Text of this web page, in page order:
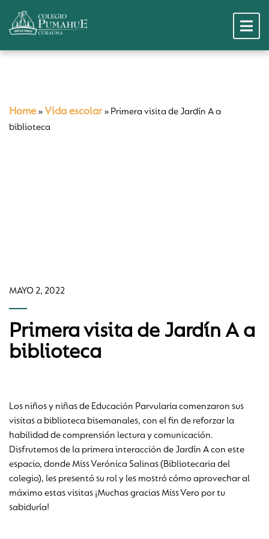
Home » Vida escolar» Primera visita de Jardín A a
biblioteca
MAYO 2, 2022
Primera visita de Jardín A a
biblioteca
Los niños y niñas de Educación Parvularia comenzaron sus
visitas a biblioteca bisemanales, con el fin de reforzar la
habilidad de comprensión lectura y comunicación.
Disfrutemos de la primera interacción de Jardín A con este
espacio, donde Miss Verónica Salinas (Bibliotecaria del
colegio), les presentó su rol y les mostró cómo aprovechar al
máximo estas visitas ¡Muchas gracias Miss Vero por tu
sabiduría!